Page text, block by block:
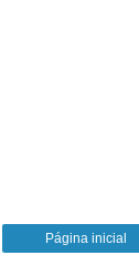
Página inicial